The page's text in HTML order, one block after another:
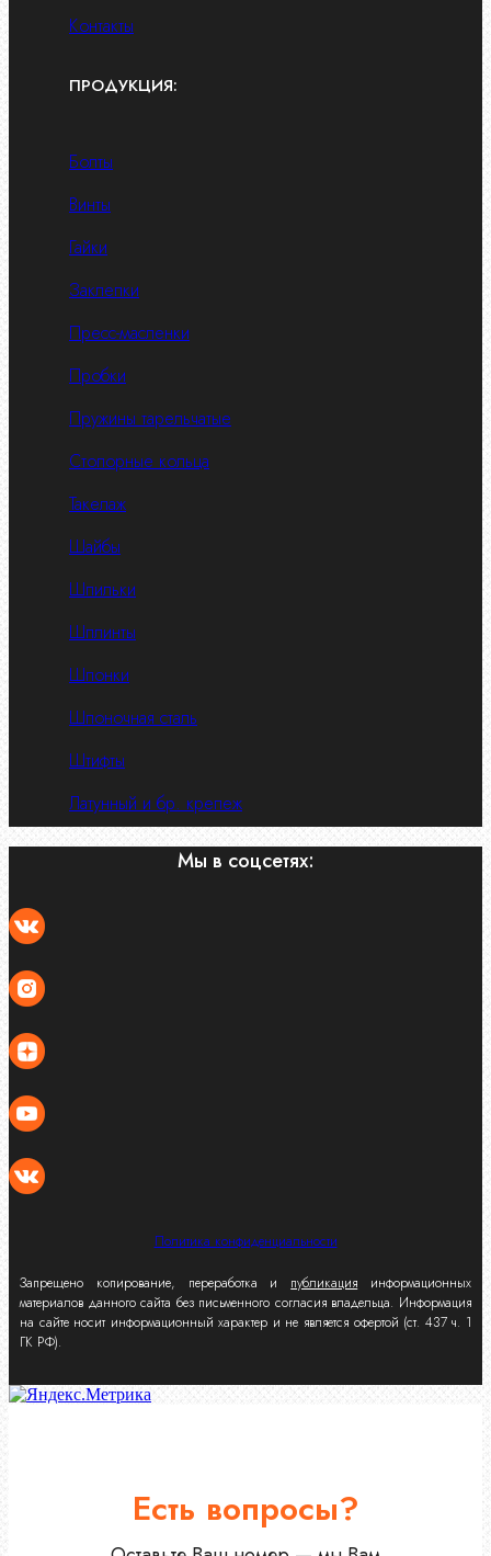
Контакты
ПРОДУКЦИЯ:
Болты
Винты
Гайки
Заклепки
Пресс-масленки
Пробки
Пружины тарельчатые
Стопорные кольца
Такелаж
Шайбы
Шпильки
Шплинты
Шпонки
Шпоночная сталь
Штифты
Латунный и бр. крепеж
Мы в соцсетях:
Политика конфиденциальности
Запрещено копирование, переработка и публикация информационных
материалов данного сайта без письменного согласия владельца. Информация
на сайте носит информационный характер и не является офертой (ст. 437 ч. 1
ГК РФ).
Есть вопросы?